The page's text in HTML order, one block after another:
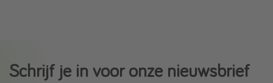
Schrijf je in voor onze nieuwsbrief